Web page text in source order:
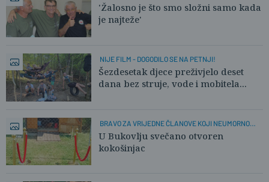
'Žalosno je što smo složni samo kada
je najteže'
NIJE FILM - DOGODILO SE NA PETNJI!
Šezdesetak djece preživjelo deset
dana bez struje, vode i mobitela...
BRAVO ZA VRIJEDNE ČLANOVE KOJI NEUMORNO
RADE!
U Bukovlju svečano otvoren
kokošinjac